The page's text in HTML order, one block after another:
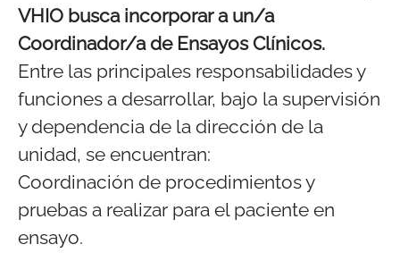
VHIO busca incorporar a un/a
Coordinador/a de Ensayos Clínicos.
Entre las principales responsabilidades y
funciones a desarrollar, bajo la supervisión
y dependencia de la dirección de la
unidad, se encuentran:
Coordinación de procedimientos y
pruebas a realizar para el paciente en
ensayo.